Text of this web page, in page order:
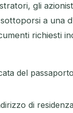
gli
a una
richiesti
del
di